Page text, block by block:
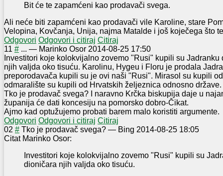
Bit će te zapamćeni kao prodavači svega.
Ali neće biti zapamćeni kao prodavači vile Karoline, stare
Velopina, Kovčanja, Unija, najma Matalde i još koječega što
Odgovori Odgovori i citiraj Citiraj
11 # ... — Marinko Osor 2014-08-25 17:50
Investitori koje kolokvijalno zovemo "Rusi" kupili su Jadranku
njih valjda oko tisuću. Karolinu, Hygeu i Floru je prodala
preporodavača kupili su je ovi naši "Rusi". Mirasol su kupili
odmaralište su kupili od Hrvatskih željeznica odnosno
Tko je prodavač svega? I naravno Krčka biskupija daje u
županija će dati koncesiju na pomorsko dobro-Čikat.
Ajmo kad optužujemo probati barem malo koristiti argumente.
Odgovori Odgovori i citiraj Citiraj
02 # Tko je prodavač svega? — Bing 2014-08-25 18:05
Citat Marinko Osor:
Investitori koje kolokvijalno zovemo "Rusi" kupili su
dioničara njih valjda oko tisuću.